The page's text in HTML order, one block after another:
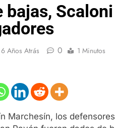
bajas,
6 Años Atrás 0 1 Minutos
Marchesín, los